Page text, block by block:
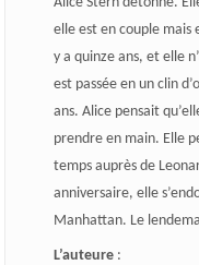
elle est en couple mais
y a quinze ans, et elle
est passée en un clin
ans. Alice pensait
prendre en main. Elle
temps auprès de
anniversaire, elle
Manhattan. Le
L’auteure: